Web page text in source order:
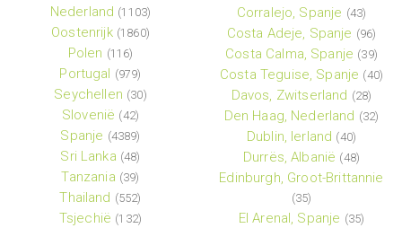
Nederland (1103)
Oostenrijk (1860)
Polen (116)
Portugal (979)
Seychellen (30)
Slovenië (42)
Spanje (4389)
Sri Lanka (48)
Tanzania (39)
Thailand (552)
Tsjechië (132)
Corralejo, Spanje (43)
Costa Adeje, Spanje (96)
Costa Calma, Spanje (39)
Costa Teguise, Spanje (40)
Davos, Zwitserland (28)
Den Haag, Nederland (32)
Dublin, Ierland (40)
Durrës, Albanië (48)
Edinburgh, Groot-Brittannie
(35)
El Arenal, Spanje (35)